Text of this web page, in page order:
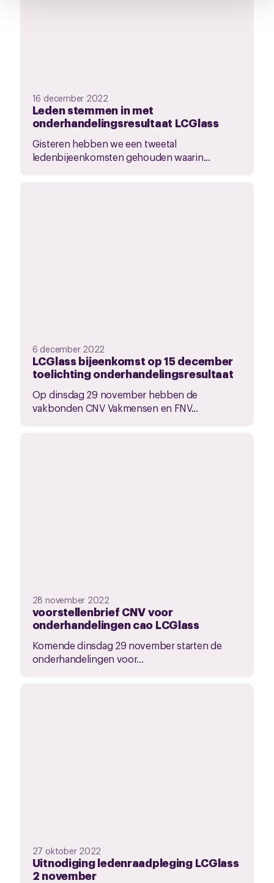
16 december 2022
Leden stemmen in met
onderhandelingsresultaat LCGlass
Gisteren hebben we een tweetal
ledenbijeenkomsten gehouden waarin...
6 december 2022
LCGlass bijeenkomst op 15 december
toelichting onderhandelingsresultaat
Op dinsdag 29 november hebben de
vakbonden CNV Vakmensen en FNV...
28 november 2022
voorstellenbrief CNV voor
onderhandelingen cao LCGlass
Komende dinsdag 29 november starten de
onderhandelingen voor...
27 oktober 2022
Uitnodiging ledenraadpleging LCGlass
2 november